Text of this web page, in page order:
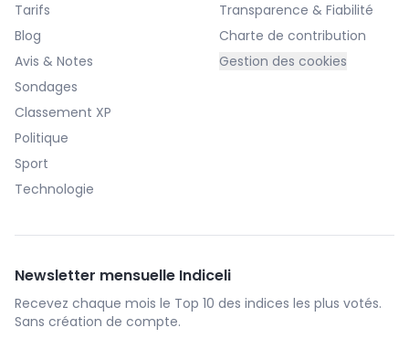
Tarifs
Blog
Avis & Notes
Sondages
Classement XP
Politique
Sport
Technologie
Transparence & Fiabilité
Charte de contribution
Gestion des cookies
Newsletter mensuelle Indiceli
Recevez chaque mois le Top 10 des indices les plus votés.
Sans création de compte.